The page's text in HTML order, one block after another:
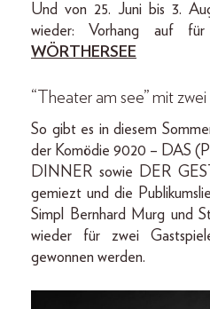
Und von 25. Juni bis 3.
wieder: Vorhang auf
WÖRTHERSEE
“Theater am see” mit
So gibt es in diesem
der Komödie 9020 – DAS
DINNER sowie DER
gemiezt und die
Simpl Bernhard Murg und
wieder für zwei
gewonnen werden.